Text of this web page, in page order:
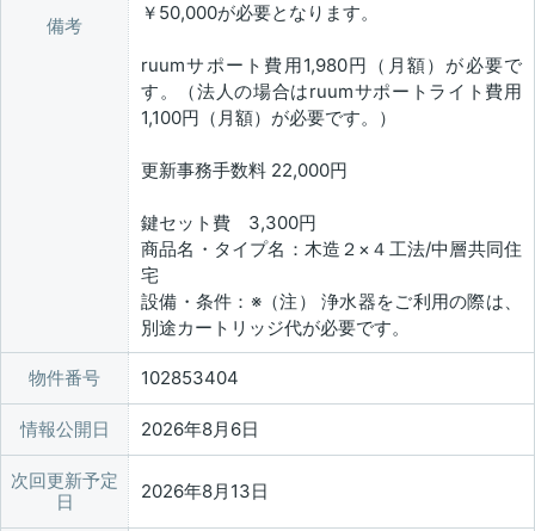
備考
￥50,000が必要となります。
ruumサポート費用1,980円（月額）が必要で
す。（法人の場合はruumサポートライト費用
1,100円（月額）が必要です。）
更新事務手数料 22,000円
鍵セット費 3,300円
商品名・タイプ名：木造２×４工法/中層共同住
宅
設備・条件：※（注） 浄水器をご利用の際は、
別途カートリッジ代が必要です。
物件番号 102853404
情報公開日 2026年8月6日
次回更新予定
日
2026年8月13日